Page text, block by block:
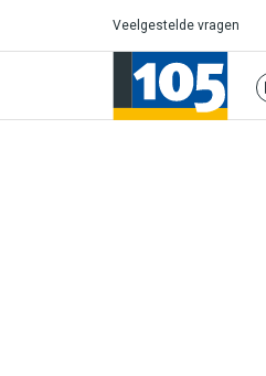
Veelgestelde vragen